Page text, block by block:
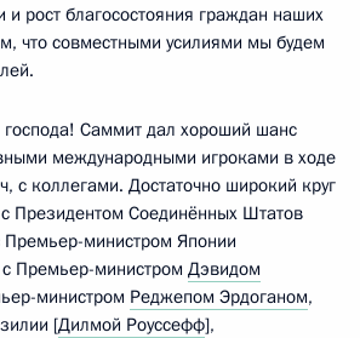
рост благосостояния граждан наших
что совместными усилиями мы будем
Саммит дал хороший шанс
международными игроками в ходе
с коллегами. Достаточно широкий круг
Президентом Соединённых Штатов
Премьер-министром Японии
Премьер-министром Дэвидом
министром Реджепом Эрдоганом,
[Дилмой Роуссефф],